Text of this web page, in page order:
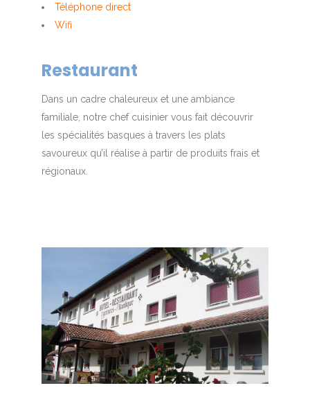
Téléphone direct
Wifi
Restaurant
Dans un cadre chaleureux et une ambiance
familiale, notre chef cuisinier vous fait découvrir
les spécialités basques à travers les plats
savoureux qu’il réalise à partir de produits frais et
régionaux.
4
5
6
7